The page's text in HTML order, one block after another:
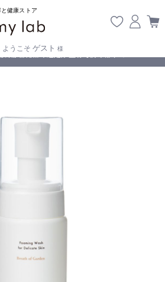
健康ストア
ようこそ ゲスト 様
の影響により遅延が生じております